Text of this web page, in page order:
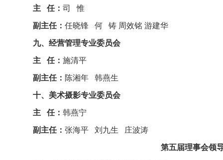
主 任：司 惟
副主任：任晓锋 何 铸 周效铭 游建华
九、经营管理专业委员会
主 任：施清平
副主任： 陈湘年 韩燕生
十、美术摄影专业委员会
主 任：韩燕宁
副主任：张海平 刘九生 庄波涛
第五届理事会领